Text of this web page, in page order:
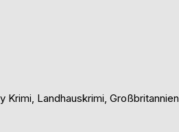
Landhauskrimi, Großbritannien,